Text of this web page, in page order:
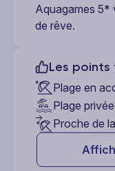
Aquagames 5*
de rêve.
Les points
Plage en
Plage privée
Proche de